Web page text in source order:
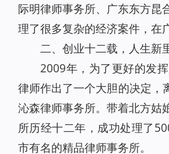
际明律师事务所、广东东方昆
理了很多复杂的经济案件，
二、创业十二载，人生新
2009年，为了更好的发
律师作出了一个大胆的决定，
沁森律师事务所。带着北方姑
所历经十二年，成功处理了
市有名的精品律师事务所。